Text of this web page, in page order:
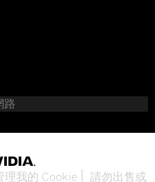
路
理我的 Cookie 請勿出售或